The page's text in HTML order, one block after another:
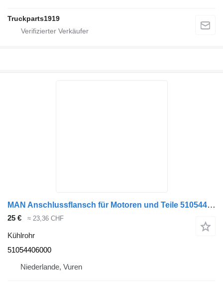
Truckparts1919
MAN Anschlussflansch für Motoren und Teile 51054406000 Kühlrohr für LKW
25 € ≈ 23,36 CHF
Kühlrohr
51054406000
Niederlande, Vuren